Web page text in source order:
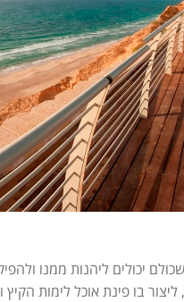
יכולים ליהנות ממנו
בו פינת אוכל לימות